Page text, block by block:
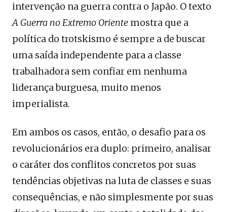
intervenção na guerra contra o Japão. O texto
A Guerra no Extremo Oriente mostra que a
política do trotskismo é sempre a de buscar
uma saída independente para a classe
trabalhadora sem confiar em nenhuma
liderança burguesa, muito menos
imperialista.
Em ambos os casos, então, o desafio para os
revolucionários era duplo: primeiro, analisar
o caráter dos conflitos concretos por suas
tendências objetivas na luta de classes e suas
consequências, e não simplesmente por suas